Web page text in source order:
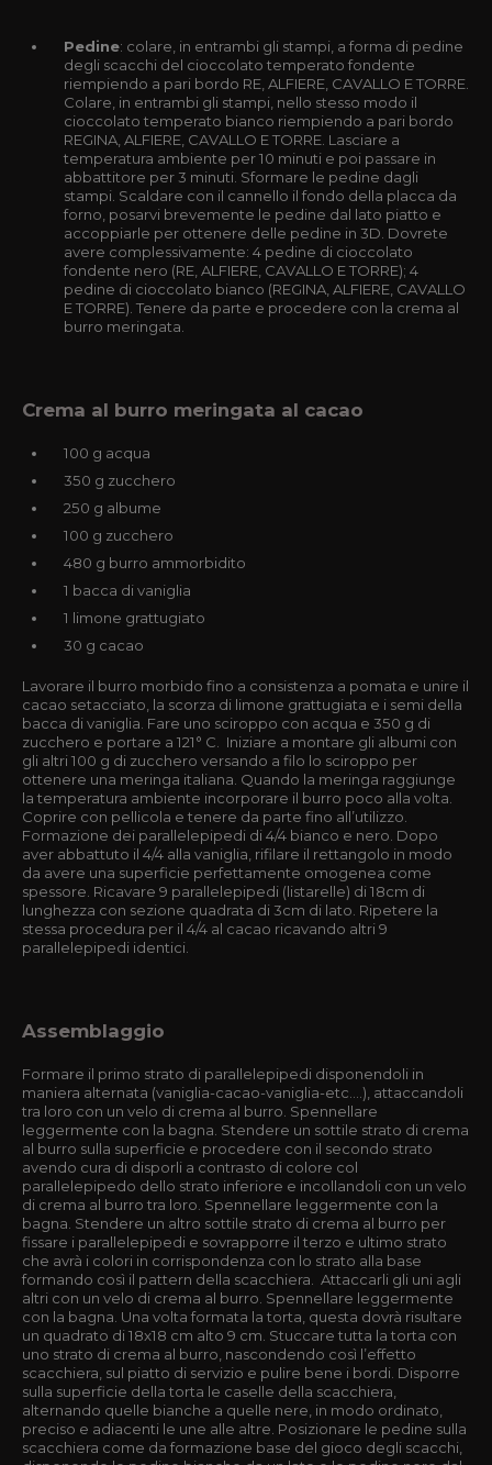
Pedine: colare, in entrambi gli stampi, a forma di pedine
degli scacchi del cioccolato temperato fondente
riempiendo a pari bordo RE, ALFIERE, CAVALLO E TORRE.
Colare, in entrambi gli stampi, nello stesso modo il
cioccolato temperato bianco riempiendo a pari bordo
REGINA, ALFIERE, CAVALLO E TORRE. Lasciare a
temperatura ambiente per 10 minuti e poi passare in
abbattitore per 3 minuti. Sformare le pedine dagli
stampi. Scaldare con il cannello il fondo della placca da
forno, posarvi brevemente le pedine dal lato piatto e
accoppiarle per ottenere delle pedine in 3D. Dovrete
avere complessivamente: 4 pedine di cioccolato
fondente nero (RE, ALFIERE, CAVALLO E TORRE); 4
pedine di cioccolato bianco (REGINA, ALFIERE, CAVALLO
E TORRE). Tenere da parte e procedere con la crema al
burro meringata.
Crema al burro meringata al cacao
100 g acqua
350 g zucchero
250 g albume
100 g zucchero
480 g burro ammorbidito
1 bacca di vaniglia
1 limone grattugiato
30 g cacao
Lavorare il burro morbido fino a consistenza a pomata e unire il
cacao setacciato, la scorza di limone grattugiata e i semi della
bacca di vaniglia. Fare uno sciroppo con acqua e 350 g di
zucchero e portare a 121° C. Iniziare a montare gli albumi con
gli altri 100 g di zucchero versando a filo lo sciroppo per
ottenere una meringa italiana. Quando la meringa raggiunge
la temperatura ambiente incorporare il burro poco alla volta.
Coprire con pellicola e tenere da parte fino all’utilizzo.
Formazione dei parallelepipedi di 4/4 bianco e nero. Dopo
aver abbattuto il 4/4 alla vaniglia, rifilare il rettangolo in modo
da avere una superficie perfettamente omogenea come
spessore. Ricavare 9 parallelepipedi (listarelle) di 18cm di
lunghezza con sezione quadrata di 3cm di lato. Ripetere la
stessa procedura per il 4/4 al cacao ricavando altri 9
parallelepipedi identici.
Assemblaggio
Formare il primo strato di parallelepipedi disponendoli in
maniera alternata (vaniglia-cacao-vaniglia-etc….), attaccandoli
tra loro con un velo di crema al burro. Spennellare
leggermente con la bagna. Stendere un sottile strato di crema
al burro sulla superficie e procedere con il secondo strato
avendo cura di disporli a contrasto di colore col
parallelepipedo dello strato inferiore e incollandoli con un velo
di crema al burro tra loro. Spennellare leggermente con la
bagna. Stendere un altro sottile strato di crema al burro per
fissare i parallelepipedi e sovrapporre il terzo e ultimo strato
che avrà i colori in corrispondenza con lo strato alla base
formando così il pattern della scacchiera. Attaccarli gli uni agli
altri con un velo di crema al burro. Spennellare leggermente
con la bagna. Una volta formata la torta, questa dovrà risultare
un quadrato di 18x18 cm alto 9 cm. Stuccare tutta la torta con
uno strato di crema al burro, nascondendo così l’effetto
scacchiera, sul piatto di servizio e pulire bene i bordi. Disporre
sulla superficie della torta le caselle della scacchiera,
alternando quelle bianche a quelle nere, in modo ordinato,
preciso e adiacenti le une alle altre. Posizionare le pedine sulla
scacchiera come da formazione base del gioco degli scacchi,